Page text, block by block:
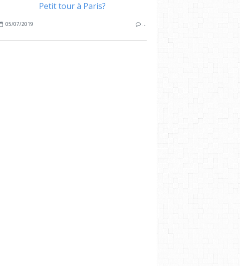
Petit tour à Paris?
05/07/2019 …